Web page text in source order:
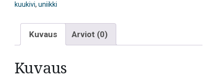
kuukivi, uniikki
Kuvaus Arviot (0)
Kuvaus